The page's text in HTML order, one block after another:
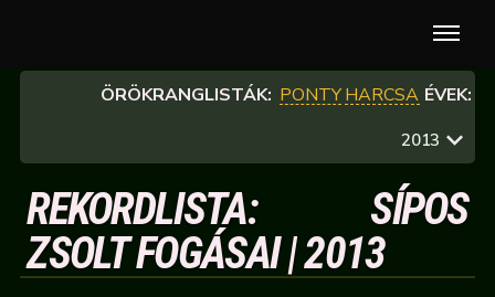
ÖRÖKRANGLISTÁK: PONTYHARCSA ÉVEK:
2013
REKORDLISTA: SÍPOS
ZSOLT FOGÁSAI | 2013